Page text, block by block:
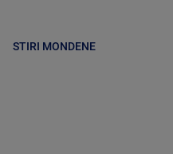
STIRI MONDENE